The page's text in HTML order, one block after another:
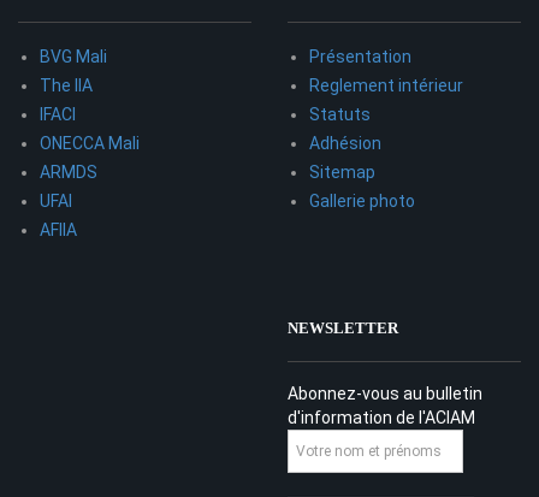
BVG Mali
The IIA
IFACI
ONECCA Mali
ARMDS
UFAI
AFIIA
Présentation
Reglement intérieur
Statuts
Adhésion
Sitemap
Gallerie photo
NEWSLETTER
Abonnez-vous au bulletin
d'information de l'ACIAM